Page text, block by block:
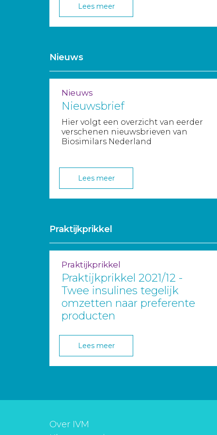
Lees meer
Nieuws
Nieuws
Nieuwsbrief
Hier volgt een overzicht van eerder
verschenen nieuwsbrieven van
Biosimilars Nederland
Lees meer
Praktijkprikkel
Praktijkprikkel
Praktijkprikkel 2021/12 -
Twee insulines tegelijk
omzetten naar preferente
producten
Lees meer
Over IVM